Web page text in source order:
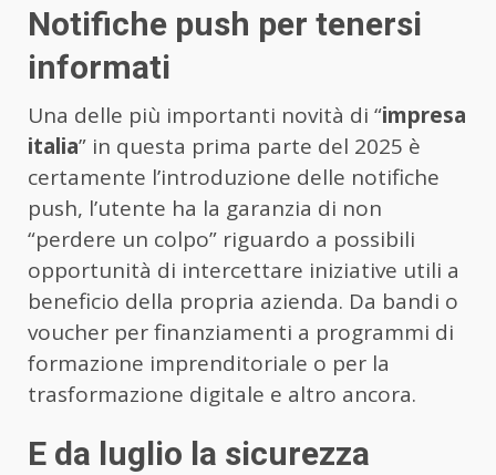
Notifiche push per tenersi
informati
Una delle più importanti novità di “impresa
italia” in questa prima parte del 2025 è
certamente l’introduzione delle notifiche
push, l’utente ha la garanzia di non
“perdere un colpo” riguardo a possibili
opportunità di intercettare iniziative utili a
beneficio della propria azienda. Da bandi o
voucher per finanziamenti a programmi di
formazione imprenditoriale o per la
trasformazione digitale e altro ancora.
E da luglio la sicurezza